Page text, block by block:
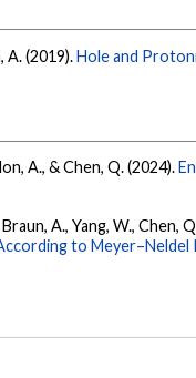
A. (2019).Hole and
A., & Chen, Q. (2024).
Braun, A., Yang, W., Chen,
to Meyer–Neldel